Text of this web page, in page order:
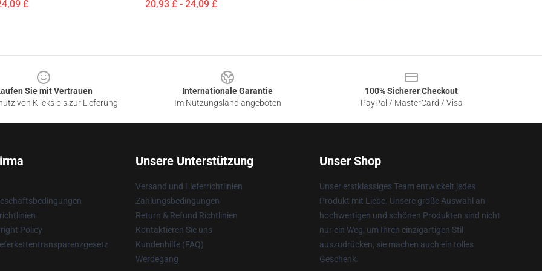
£ 20,93 £ - 24,09 £
Sie mit Vertrauen
von Klicks bis zur Lieferung
Internationale Garantie
Im Nutzungsland angeboten
100% Sicherer Checkout
PayPal / MasterCard / Visa
Policy
Unsere Unterstützung
Versand und Lieferrichtlinien
Zahlungsbedingungen
Return & Refund Richtlinien
Kontaktieren Sie uns
Kundenhilfe (FAQ)
Werdegang
Unser Shop
Unser erstklassiges Team entwickelt jedes
Produkt mit Liebe. Unsere große Auswahl an
hochwertigen und schönen Produkten sind nicht
nur ein Weg, um Ihren einzigartigen Stil
auszudrücken, sie machen auch ein tolles
Geschenk.